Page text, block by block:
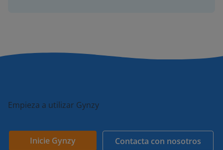
Empieza a utilizar Gynzy
Inicie Gynzy Contacta con nosotros